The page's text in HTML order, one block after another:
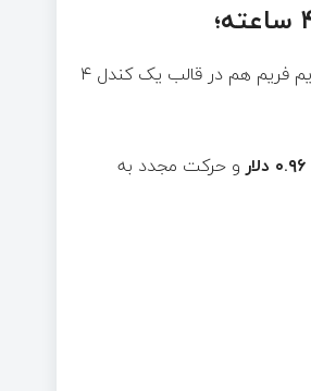
در تایم فریم ۴ ساعته نیز همین سناریو تکرار می‌شود. زیرا صعود و اصلاح روز قبل، در این تایم فریم هم در قالب یک کندل ۴
و حرکت مجدد به